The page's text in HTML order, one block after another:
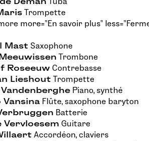
Trompette
more="En savoir plus"
Mast Saxophone
Trombone
Roseeuw Contrebasse
Lieshout Trompette
Piano, synthé
Vansina Flûte, saxophone baryton
Batterie
Vervloesem Guitare
Accordéon, claviers